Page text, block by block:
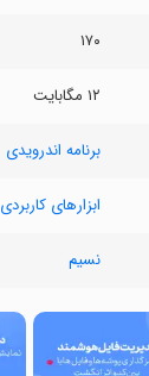
۱۷۰
۱۲ مگابایت
برنامه اندرویدی
ابزارهای کاربردی
نسیم